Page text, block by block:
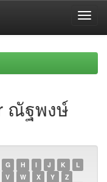
ณัฐพงษ์
G H I J K
L
V W X Y Z